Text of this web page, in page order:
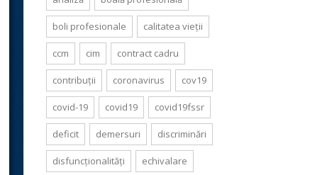
boli profesionale calitatea vieții
ccm cim contract cadru
contribuții coronavirus cov19
covid-19 covid19 covid19fssr
deficit demersuri discriminări
disfuncționalități echivalare